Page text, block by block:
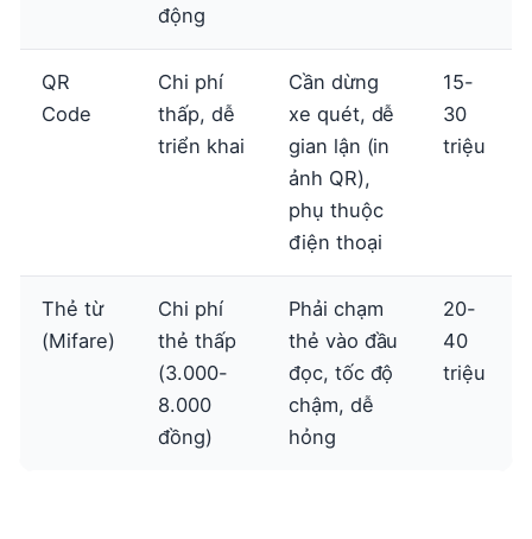
động
QR
Code
Chi phí
thấp, dễ
triển khai
Cần dừng
xe quét, dễ
gian lận (in
ảnh QR),
phụ thuộc
điện thoại
15-
30
triệu
Thẻ từ
(Mifare)
Chi phí
thẻ thấp
(3.000-
8.000
đồng)
Phải chạm
thẻ vào đầu
đọc, tốc độ
chậm, dễ
hỏng
20-
40
triệu